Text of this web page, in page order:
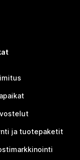
ja tuotepaketit